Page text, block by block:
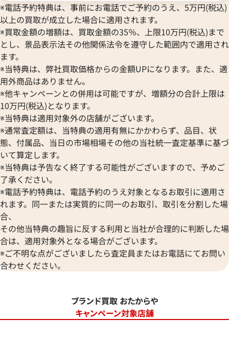
※電話予約特典は、事前にお電話でご予約のうえ、5万円(税込)
以上の買取が成立した場合に適用されます。
※買取金額の増額は、買取金額の35％、上限10万円(税込)まで
とし、景品表示法その他関係法令を遵守した範囲内で適用され
ます。
※当特典は、弊社買取価格からの金額UPになります。また、適
用外商品はありません。
※他キャンペーンとの併用は可能ですが、増額分の合計上限は
10万円(税込)となります。
※当特典は適用対象外の店舗がございます。
※通常査定額は、当特典の適用有無にかかわらず、品目、状
態、付属品、当日の市場相場その他の当社統一査定基準に基づ
いて算定します。
※当特典は予告なく終了する可能性がございますので、予めご
了承ください。
※電話予約特典は、電話予約のうえ対象となるお取引に適用さ
れます。同一または実質的に同一のお取引、取引を分割した場
合、
その他当特典の趣旨に反する利用と当社が合理的に判断した場
合は、適用対象外となる場合がございます。
※ご不明な点がございましたら査定員またはお電話にてお問い
合わせください。
ブランド買取 おたからや
キャンペーン対象店舗